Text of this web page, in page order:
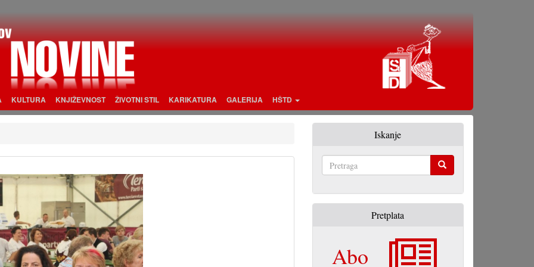
KULTURA KNJIŽEVNOST ŽIVOTNI STIL KARIKATURA GALERIJA HŠTD
Iskanje
Pretplata
Abo